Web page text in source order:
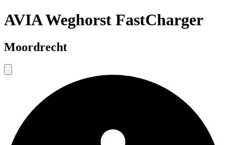
AVIA Weghorst FastCharger
Moordrecht